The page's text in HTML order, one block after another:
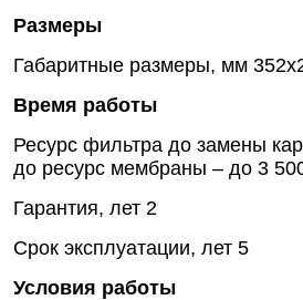
Размеры
Габаритные размеры, мм
Время работы
Ресурс фильтра до замены
до ресурс мембраны – до 3
Гарантия, лет 2
Срок эксплуатации, лет 5
Условия работы